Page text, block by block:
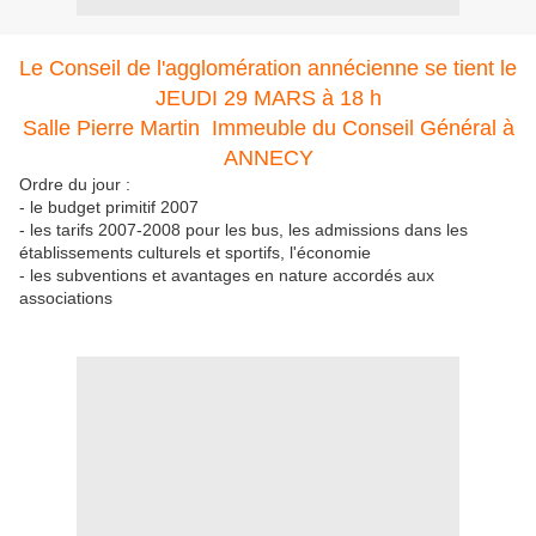
Le Conseil de l'agglomération annécienne se tient le
JEUDI 29 MARS à 18 h
Salle Pierre Martin Immeuble du Conseil Général à
ANNECY
Ordre du jour :
- le budget primitif 2007
- les tarifs 2007-2008 pour les bus, les admissions dans les
établissements culturels et sportifs, l'économie
- les subventions et avantages en nature accordés aux
associations